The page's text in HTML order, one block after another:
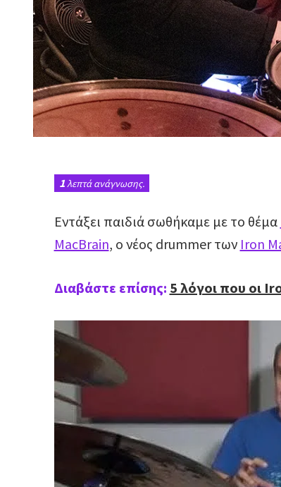
1λεπτά ανάγνωσης.
Εντάξει παιδιά σωθήκαμε με το θέμα
MacBrain, o νέος drummer των Iron
Διαβάστε επίσης: 5 λόγοι που οι